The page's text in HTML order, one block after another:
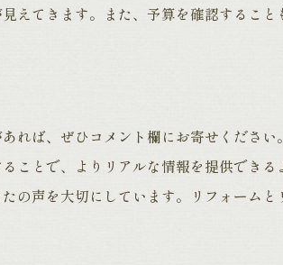
えてきます。また、予算を確認するこ
れば、ぜひコメント欄にお寄せくださ
ことで、よりリアルな情報を提供できる
の声を大切にしています。リフォーム